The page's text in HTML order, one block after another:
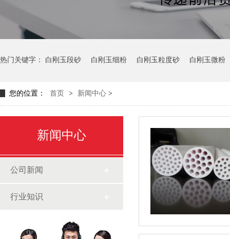
热门关键字： 白刚玉段砂 白刚玉细粉 白刚玉粒度砂 白刚玉微粉
您的位置： 首页 > 新闻中心 >
新闻中心
公司新闻
行业知识